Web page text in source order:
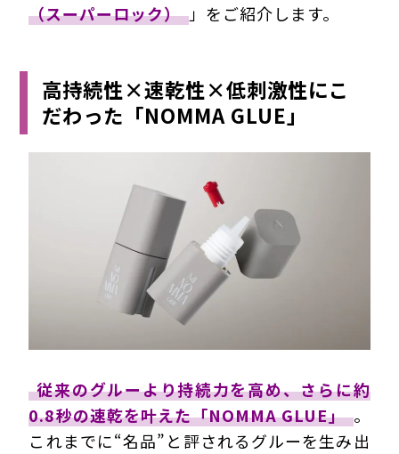
（スーパーロック） 」をご紹介します。
高持続性×速乾性×低刺激性にこ
だわった「NOMMA GLUE」
従来のグルーより持続力を高め、さらに約
0.8秒の速乾を叶えた「NOMMA GLUE」 。
これまでに“名品”と評されるグルーを生み出